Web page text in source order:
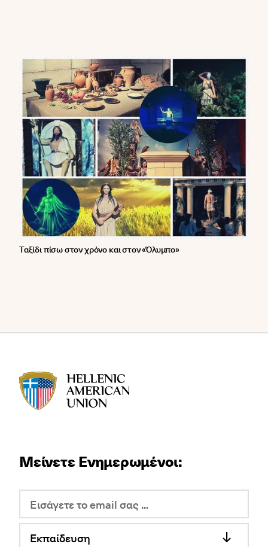
Ταξίδι πίσω στον χρόνο και στον «Όλυμπο»
Μείνετε Ενημερωμένοι:
Εκπαίδευση